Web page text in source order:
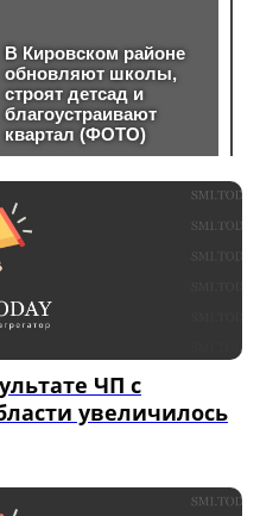
ЧП с
увеличилось